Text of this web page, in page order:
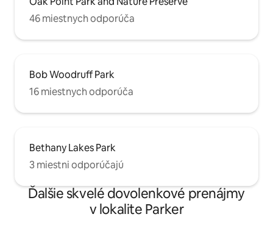
46 miestnych odporúča
Bob Woodruff Park
16 miestnych odporúča
Bethany Lakes Park
3 miestni odporúčajú
Ďalšie skvelé dovolenkové prenájmy
v lokalite Parker